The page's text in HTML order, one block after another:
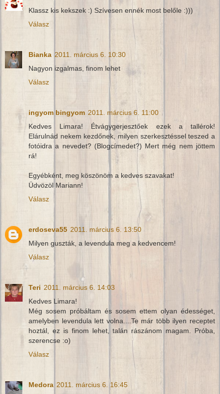
Klassz kis kekszek :) Szívesen ennék most belőle :)))
Válasz
Bianka 2011. március 6. 10:30
Nagyon izgalmas, finom lehet
Válasz
ingyom bingyom 2011. március 6. 11:00
Kedves Limara! Étvágygerjesztőek ezek a tallérok!
Elárulnád nekem kezdőnek, milyen szerkesztéssel teszed a
fotóidra a nevedet? (Blogcímedet?) Mert még nem jöttem
rá!
Egyébként, meg köszönöm a kedves szavakat!
Üdvözöl Mariann!
Válasz
erdoseva55 2011. március 6. 13:50
Milyen guszták, a levendula meg a kedvencem!
Válasz
Teri 2011. március 6. 14:03
Kedves Limara!
Még sosem próbáltam és sosem ettem olyan édességet,
amelyben levendula lett volna....Te már több ilyen receptet
hoztál, ez is finom lehet, talán rászánom magam. Próba,
szerencse :o)
Válasz
Medora 2011. március 6. 16:45